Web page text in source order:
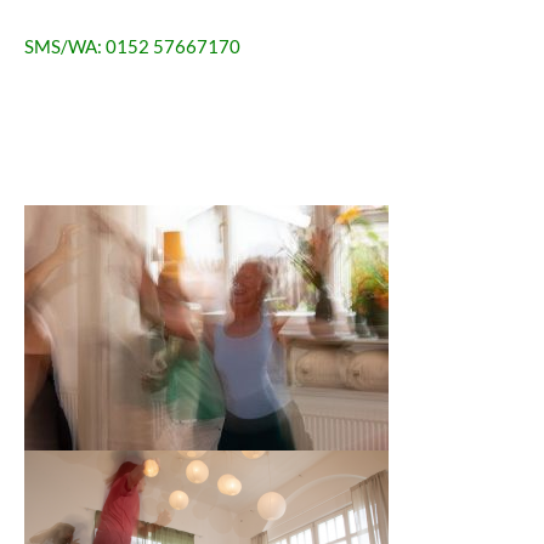
SMS/WA: 0152 57667170